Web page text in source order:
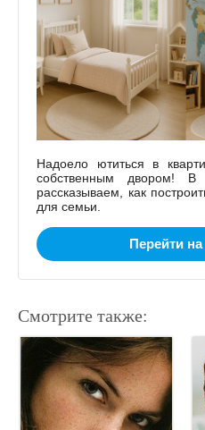
Надоело ютиться в
собственным двором! В
рассказываем, как
для семьи.
Перейти на
Смотрите также: